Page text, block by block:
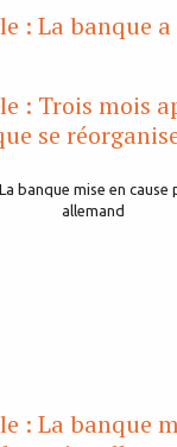
: La banque
: Trois mois
se
: La banque